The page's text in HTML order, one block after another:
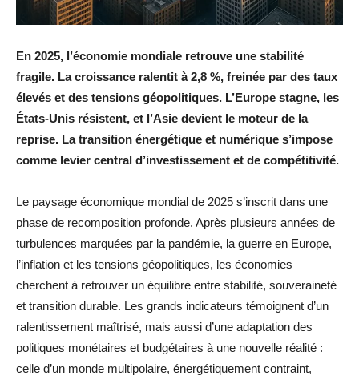
En 2025, l’économie mondiale retrouve une stabilité
fragile. La croissance ralentit à 2,8 %, freinée par des taux
élevés et des tensions géopolitiques. L’Europe stagne, les
États-Unis résistent, et l’Asie devient le moteur de la
reprise. La transition énergétique et numérique s’impose
comme levier central d’investissement et de compétitivité.
Le paysage économique mondial de 2025 s’inscrit dans une
phase de recomposition profonde. Après plusieurs années de
turbulences marquées par la pandémie, la guerre en Europe,
l’inflation et les tensions géopolitiques, les économies
cherchent à retrouver un équilibre entre stabilité, souveraineté
et transition durable. Les grands indicateurs témoignent d’un
ralentissement maîtrisé, mais aussi d’une adaptation des
politiques monétaires et budgétaires à une nouvelle réalité :
celle d’un monde multipolaire, énergétiquement contraint,